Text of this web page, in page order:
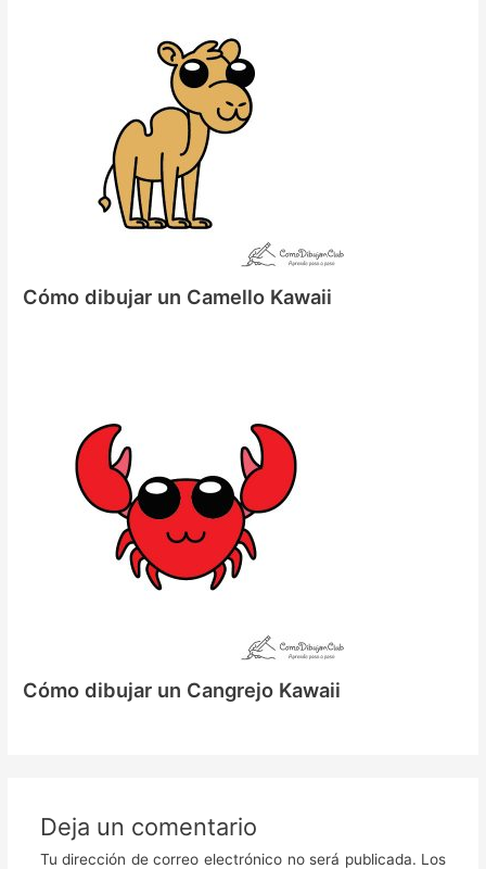
Cómo dibujar un Camello Kawaii
Cómo dibujar un Cangrejo Kawaii
Deja un comentario
Tu dirección de correo electrónico no será publicada. Los